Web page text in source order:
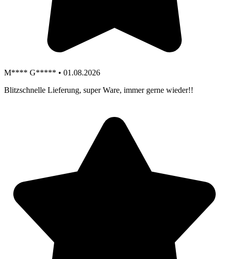
M**** G***** • 01.08.2026
Blitzschnelle Lieferung, super Ware, immer gerne wieder!!